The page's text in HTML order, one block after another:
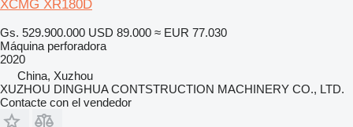
XCMG XR180D
Gs. 529.900.000 USD 89.000 ≈ EUR 77.030
Máquina perforadora
2020
China, Xuzhou
XUZHOU DINGHUA CONTSTRUCTION MACHINERY CO., LTD.
Contacte con el vendedor